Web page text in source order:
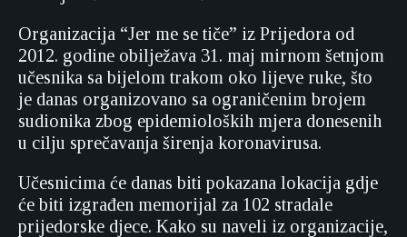
Organizacija “Jer me se tiče” iz Prijedora od
2012. godine obilježava 31. maj mirnom šetnjom
učesnika sa bijelom trakom oko lijeve ruke, što
je danas organizovano sa ograničenim brojem
sudionika zbog epidemioloških mjera donesenih
u cilju sprečavanja širenja koronavirusa.
Učesnicima će danas biti pokazana lokacija gdje
će biti izgrađen memorijal za 102 stradale
prijedorske djece. Kako su naveli iz organizacije,